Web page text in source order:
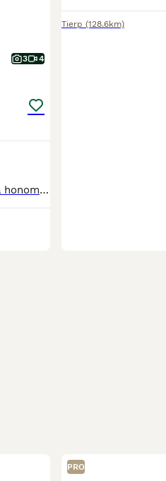
3 4
Uno behöver hitta en ny, modig liten ryttare som kan lotsa honom på hopp- & terrängbanorna framöver! Denna meriterade Fälttävlansponny har framtiden för sig tillsammans med rätt pilot! Uno kom till
Tierp (128.6km)
PRO